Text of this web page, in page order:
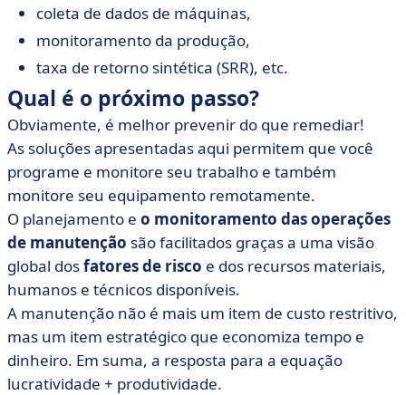
coleta de dados de máquinas,
monitoramento da produção,
taxa de retorno sintética (SRR), etc.
Qual é o próximo passo?
Obviamente, é melhor prevenir do que remediar!
As soluções apresentadas aqui permitem que você
programe e monitore seu trabalho e também
monitore seu equipamento remotamente.
O planejamento e o monitoramento das operações
de manutenção são facilitados graças a uma visão
global dosfatores de risco e dos recursos materiais,
humanos e técnicos disponíveis.
A manutenção não é mais um item de custo restritivo,
mas um item estratégico que economiza tempo e
dinheiro. Em suma, a resposta para a equação
lucratividade + produtividade.